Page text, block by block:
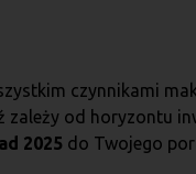
czynnikami
od horyzontu
2025 do Twojego